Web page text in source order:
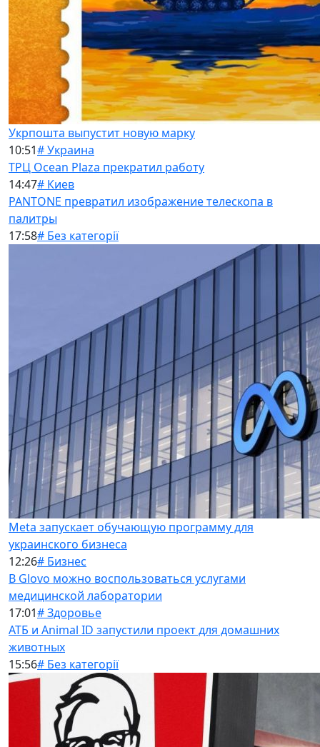
Укрпошта выпустит новую марку
10:51# Украина
ТРЦ Ocean Plaza прекратил работу
14:47# Киев
PANTONE превратил изображение телескопа в
палитры
17:58# Без категорії
Meta запускает обучающую программу для
украинского бизнеса
12:26# Бизнес
В Glovo можно воспользоваться услугами
медицинской лаборатории
17:01# Здоровье
АТБ и Animal ID запустили проект для домашних
животных
15:56# Без категорії